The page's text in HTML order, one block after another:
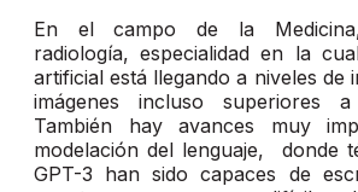
En el campo de la
radiología, especialidad en la
artificial está llegando a niveles de
imágenes incluso superiores
También hay avances muy
modelación del lenguaje, donde
GPT-3 han sido capaces de